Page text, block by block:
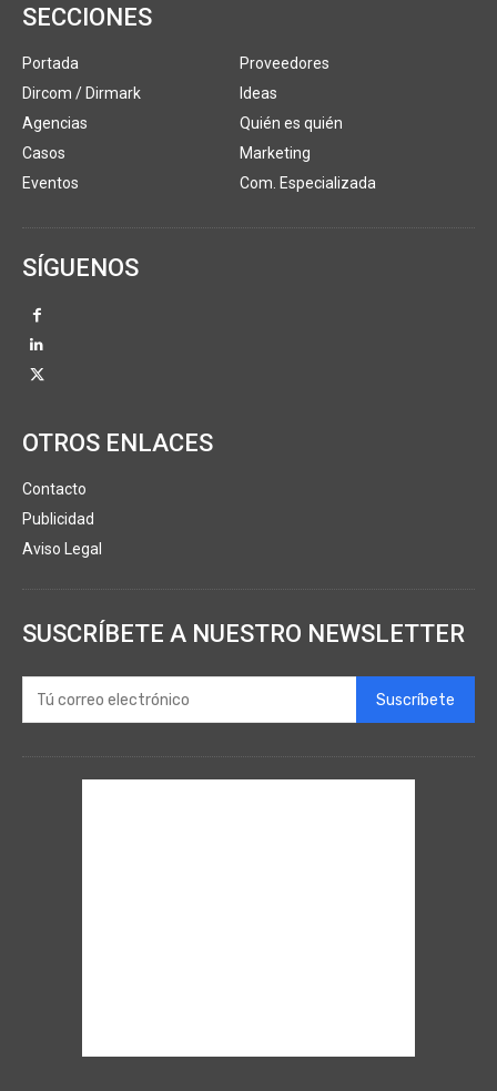
SECCIONES
Portada
Dircom / Dirmark
Agencias
Casos
Eventos
Proveedores
Ideas
Quién es quién
Marketing
Com. Especializada
SÍGUENOS
OTROS ENLACES
Contacto
Publicidad
Aviso Legal
SUSCRÍBETE A NUESTRO NEWSLETTER
Suscríbete